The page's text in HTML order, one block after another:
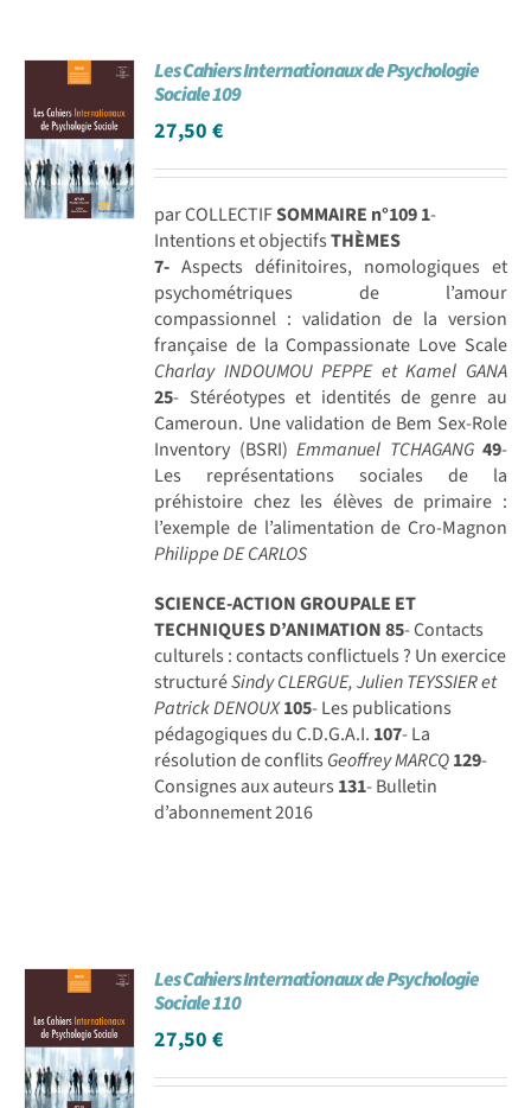
Les Cahiers Internationaux de Psychologie
Sociale 109
27,50€
par COLLECTIFSOMMAIRE n°1091-
Intentions et objectifsTHÈMES
7- Aspects définitoires, nomologiques et
psychométriques de l’amour
compassionnel : validation de la version
française de la Compassionate Love Scale
Charlay INDOUMOU PEPPE et Kamel GANA
25- Stéréotypes et identités de genre au
Cameroun. Une validation de Bem Sex-Role
Inventory (BSRI)Emmanuel TCHAGANG 49-
Les représentations sociales de la
préhistoire chez les élèves de primaire :
l’exemple de l’alimentation de Cro-Magnon
Philippe DE CARLOS
SCIENCE-ACTION GROUPALE ET
TECHNIQUES D’ANIMATION85- Contacts
culturels : contacts conflictuels ? Un exercice
structuréSindy CLERGUE, Julien TEYSSIER et
Patrick DENOUX105- Les publications
pédagogiques du C.D.G.A.I. 107- La
résolution de conflits Geoffrey MARCQ129-
Consignes aux auteurs 131- Bulletin
d’abonnement 2016
Les Cahiers Internationaux de Psychologie
Sociale 110
27,50€